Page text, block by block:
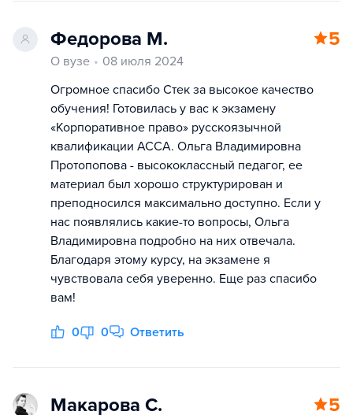
Федорова М. 5
О вузе
08 июля 2024
Огромное спасибо Стек за высокое качество
обучения! Готовилась у вас к экзамену
«Корпоративное право» русскоязычной
квалификации АССА. Ольга Владимировна
Протопопова - высококлассный педагог, ее
материал был хорошо структурирован и
преподносился максимально доступно. Если у
нас появлялись какие-то вопросы, Ольга
Владимировна подробно на них отвечала.
Благодаря этому курсу, на экзамене я
чувствовала себя уверенно. Еще раз спасибо
вам!
0 0 Ответить
Макарова С. 5